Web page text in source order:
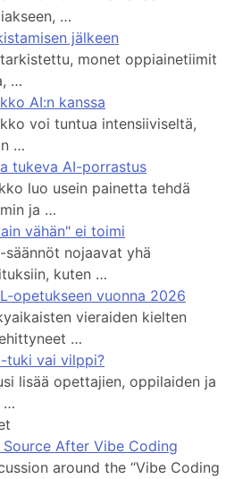
…
jälkeen
monet oppiainetiimit
…
AI:n kanssa
voi tuntua intensiiviseltä,
…
tukeva AI-porrastus
luo usein painetta tehdä
ja …
vähän" ei toimi
säännöt nojaavat yhä
kuten …
opetukseen vuonna 2026
vieraiden kielten
…
tuki vai vilppi?
lisää opettajien, oppilaiden ja
…
Source After Vibe Coding
around the “Vibe Coding